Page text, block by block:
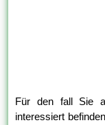
Für den fall Sie
interessiert